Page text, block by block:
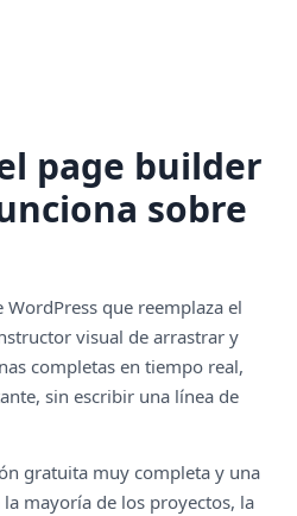
page builder
sobre
que reemplaza el
visual de arrastrar y
completas en tiempo real,
sin escribir una línea de
gratuita muy completa y una
mayoría de los proyectos, la